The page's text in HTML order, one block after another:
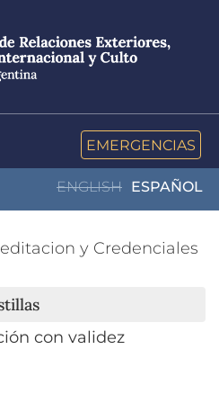
EMERGENCIAS
ENGLISH ESPAÑOL
y Credenciales
con validez